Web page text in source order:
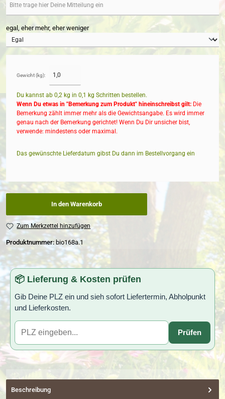
egal, eher mehr, eher weniger
Gewicht (kg):
Du kannst ab 0,2 kg in 0,1 kg Schritten bestellen.
Wenn Du etwas in "Bemerkung zum Produkt" hineinschreibst gilt: Die
Bemerkung zählt immer mehr als die Gewichtsangabe. Es wird immer
genau nach der Bemerkung gerichtet! Wenn Du Dir unsicher bist,
verwende: mindestens oder maximal.
Das gewünschte Lieferdatum gibst Du dann im Bestellvorgang ein
In den Warenkorb
Zum Merkzettel hinzufügen
Produktnummer: bio168a.1
📦 Lieferung & Kosten prüfen
Gib Deine PLZ ein und sieh sofort Liefertermin, Abholpunkt
und Lieferkosten.
Prüfen
Beschreibung